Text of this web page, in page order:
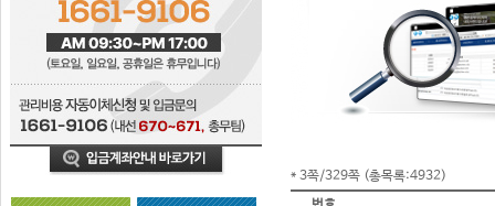
* 3쪽/329쪽 (총목록:4932)